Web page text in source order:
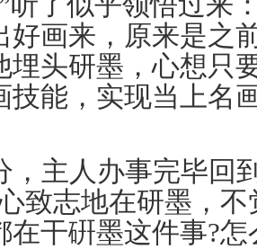
好画来，原来是之
埋头研墨，心想只
技能，实现当上名
，主人办事完毕回
致志地在研墨，
在干硏墨这件事?